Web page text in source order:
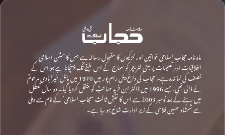
ماہ نامہ حجاب اسلامی خواتین اور لڑکیوں کا مقبول رسالہ ہے جس کا مشن اسلامی
اخلاقیات اور تعلیمات پر مبنی لٹریچر کو سماج کے اس طبقے تک پہنچانا ہے جو اس کے
نصف کی نمائندہ ہے۔ حجاب کی داغ بیل رام پور میں 1970 میں مائل خیرآبادی مرحومؒ
نے ڈالی تھی، جسے 1996 میں ڈاکٹر ابن فرید صاحبؒ کو منتقل کردیا گیا۔ دو سال تعطل
میں رہنے کے بعد نومبر 2003 سے اس کا نقشِ ثالث ‘حجاب اسلامی’ کے نام سے دہلی
سے شمشاد حسین فلاحی کے زیرِ ادارت شائع ہو رہا ہے۔